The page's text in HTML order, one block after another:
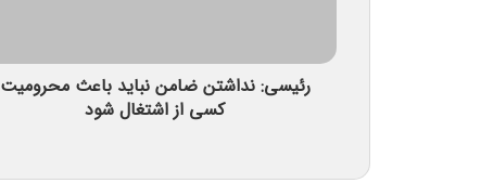
رئیسی: نداشتن ضامن نباید باعث محرومیت
کسی از اشتغال شود